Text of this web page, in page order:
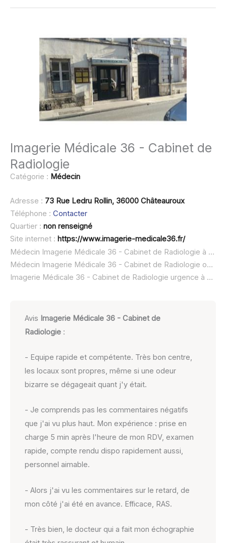
Imagerie Médicale 36 - Cabinet de
Radiologie
Catégorie : Médecin
Adresse : 73 Rue Ledru Rollin, 36000 Châteauroux
Téléphone : Contacter
Quartier : non renseigné
Site internet : https://www.imagerie-medicale36.fr/
Médecin Imagerie Médicale 36 - Cabinet de Radiologie à domicile :
Médecin Imagerie Médicale 36 - Cabinet de Radiologie ouvert dimanche :
Imagerie Médicale 36 - Cabinet de Radiologie urgence à domicile ou SOS médecin :
Avis Imagerie Médicale 36 - Cabinet de
Radiologie :
- Equipe rapide et compétente. Très bon centre,
les locaux sont propres, même si une odeur
bizarre se dégageait quant j'y était.
- Je comprends pas les commentaires négatifs
que j'ai vu plus haut. Mon expérience : prise en
charge 5 min après l'heure de mon RDV, examen
rapide, compte rendu dispo rapidement aussi,
personnel aimable.
- Alors j'ai vu les commentaires sur le retard, de
mon côté j'ai été en avance. Efficace, RAS.
- Très bien, le docteur qui a fait mon échographie